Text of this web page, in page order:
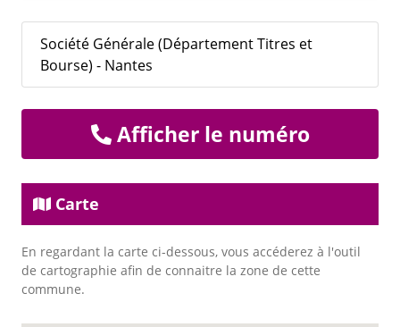
Société Générale (Département Titres et
Bourse) - Nantes
Afficher le numéro
Carte
En regardant la carte ci-dessous, vous accéderez à l'outil
de cartographie afin de connaitre la zone de cette
commune.